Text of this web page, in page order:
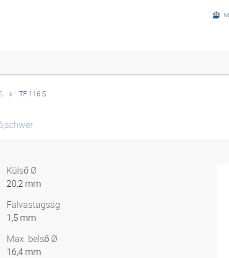
TF 116 S
Külső Ø
20,2 mm
Falvastagság
1,5 mm
Max. belső Ø
16,4 mm